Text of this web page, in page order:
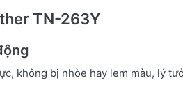
TN-263Y
không bị nhòe hay lem màu, lý